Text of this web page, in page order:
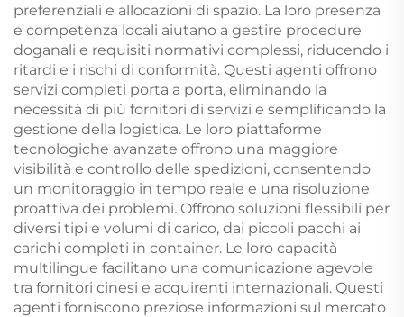
preferenziali e allocazioni di spazio. La loro presenza
e competenza locali aiutano a gestire procedure
doganali e requisiti normativi complessi, riducendo i
ritardi e i rischi di conformità. Questi agenti offrono
servizi completi porta a porta, eliminando la
necessità di più fornitori di servizi e semplificando la
gestione della logistica. Le loro piattaforme
tecnologiche avanzate offrono una maggiore
visibilità e controllo delle spedizioni, consentendo
un monitoraggio in tempo reale e una risoluzione
proattiva dei problemi. Offrono soluzioni flessibili per
diversi tipi e volumi di carico, dai piccoli pacchi ai
carichi completi in container. Le loro capacità
multilingue facilitano una comunicazione agevole
tra fornitori cinesi e acquirenti internazionali. Questi
agenti forniscono preziose informazioni sul mercato